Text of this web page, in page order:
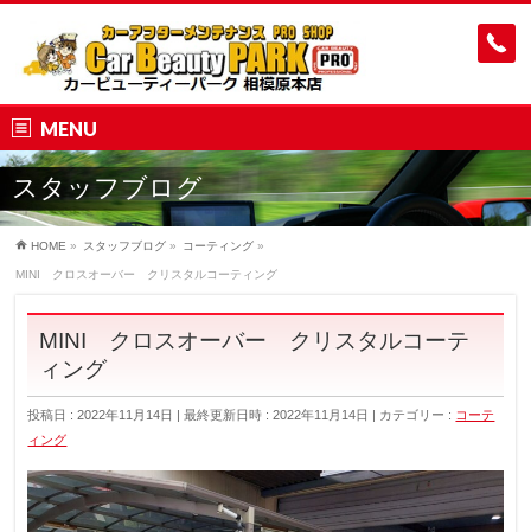
MENU
スタッフブログ
HOME » スタッフブログ » コーティング »
MINI クロスオーバー クリスタルコーティング
MINI クロスオーバー クリスタルコーテ
ィング
投稿日 : 2022年11月14日 最終更新日時 : 2022年11月14日 カテゴリー : コーテ
ィング